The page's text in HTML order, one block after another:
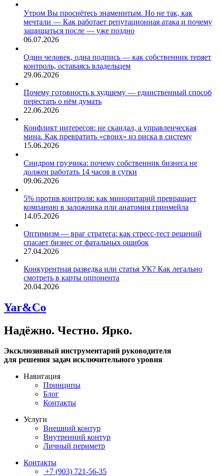
Утром Вы проснётесь знаменитым. Но не так, как
мечтали — Как работает репутационная атака и почему
защищаться после — уже поздно
06.07.2026
Один человек, одна подпись — как собственник теряет
контроль, оставаясь владельцем
29.06.2026
Почему готовность к худшему — единственный способ
перестать о нём думать
22.06.2026
Конфликт интересов: не скандал, а управленческая
мина. Как превратить «своих» из риска в систему
15.06.2026
Синдром грузчика: почему собственник бизнеса не
должен работать 14 часов в сутки
09.06.2026
5% против контроля: как миноритарий превращает
компанию в заложника или анатомия гринмейла
14.05.2026
Оптимизм — враг стратега: как стресс-тест решений
спасает бизнес от фатальных ошибок
27.04.2026
Конкурентная разведка или статья УК? Как легально
смотреть в карты оппонента
20.04.2026
Yar&Co
Надёжно. Честно. Ярко.
Эксклюзивный инструментарий руководителя
для решения задач исключительного уровня
Навигация
Принципы
Блог
Контакты
Услуги
Внешний контур
Внутренний контур
Личный периметр
Контакты
+7 (903) 721-56-35